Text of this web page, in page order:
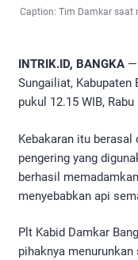
Caption: Tim Damkar saat
INTRIK.ID, BANGKA —
Sungailiat,
pukul 12.15 WIB,
Kebakaran itu
pengering yang
berhasil
menyebabkan api
Plt Kabid Damkar
pihaknya